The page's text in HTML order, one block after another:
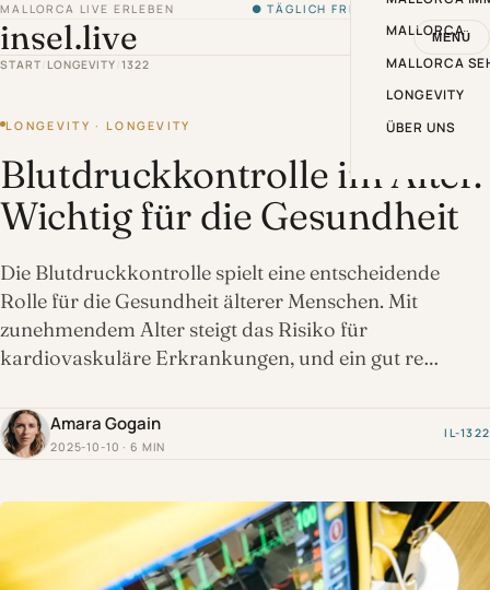
MALLORCA LIVE ERLEBEN ● TÄGLICH FRISCH VON DER INSEL
insel.live MENÜ
MALLORCA
MALLORCA
LONGEVITY
ÜBER UNS
START LONGEVITY /1322
LONGEVITY · LONGEVITY
Blutdruckkontrolle im Alter:
Wichtig für die Gesundheit
Die Blutdruckkontrolle spielt eine entscheidende
Rolle für die Gesundheit älterer Menschen. Mit
zunehmendem Alter steigt das Risiko für
kardiovaskuläre Erkrankungen, und ein gut re…
Amara Gogain
2025-10-10 · 6 MIN
IL-1322